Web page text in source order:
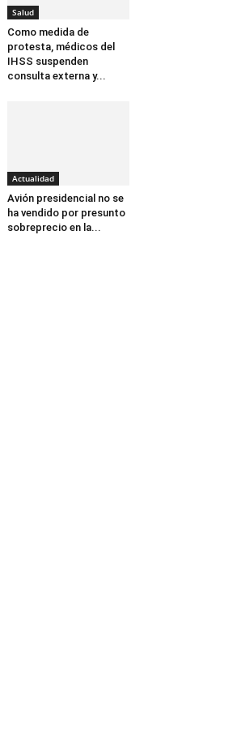
Salud
Como medida de
protesta, médicos del
IHSS suspenden
consulta externa y...
Actualidad
Avión presidencial no se
ha vendido por presunto
sobreprecio en la...